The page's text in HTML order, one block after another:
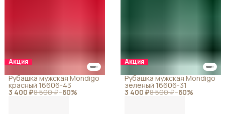
Акция
3 400 ₽8 500 ₽−60%
Рубашка мужская Mondigo
красный 16606-43
Акция
3 400 ₽8 500 ₽−60%
Рубашка мужская Mondigo
зеленый 16606-31